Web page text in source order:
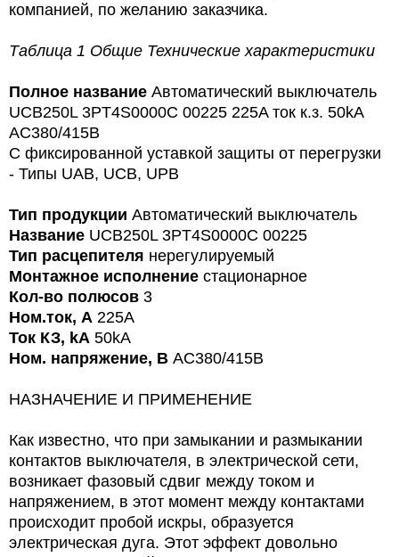
компанией, по желанию заказчика.
Таблица 1 Общие Технические характеристики
Полное название Автоматический выключатель
UCB250L 3PT4S0000C 00225 225A ток к.з. 50kA
AC380/415В
С фиксированной уставкой защиты от перегрузки
- Типы UAB, UCB, UPB
Тип продукции Автоматический выключатель
Название UCB250L 3PT4S0000C 00225
Тип расцепителя нерегулируемый
Монтажное исполнение стационарное
Кол-во полюсов 3
Ном.ток, А 225A
Ток КЗ, kA 50kA
Ном. напряжение, В AC380/415В
НАЗНАЧЕНИЕ И ПРИМЕНЕНИЕ
Как известно, что при замыкании и размыкании
контактов выключателя, в электрической сети,
возникает фазовый сдвиг между током и
напряжением, в этот момент между контактами
происходит пробой искры, образуется
электрическая дуга. Этот эффект довольно